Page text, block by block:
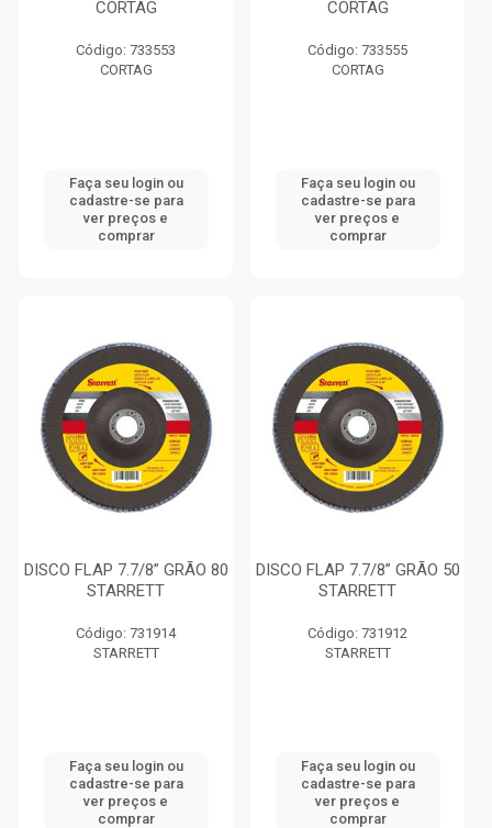
CORTAG
Código: 733553
CORTAG
Faça seu login ou
cadastre-se para
ver preços e
comprar
CORTAG
Código: 733555
CORTAG
Faça seu login ou
cadastre-se para
ver preços e
comprar
DISCO FLAP 7.7/8” GRÃO 80
STARRETT
Código: 731914
STARRETT
Faça seu login ou
cadastre-se para
ver preços e
comprar
DISCO FLAP 7.7/8” GRÃO 50
STARRETT
Código: 731912
STARRETT
Faça seu login ou
cadastre-se para
ver preços e
comprar